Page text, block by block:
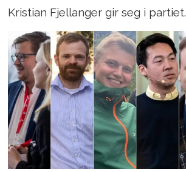
Kristian Fjellanger gir seg i partiet.